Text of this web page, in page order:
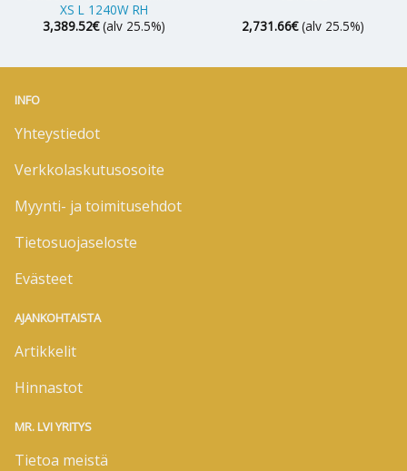
XS L 1240W RH
3,389.52€ (alv 25.5%)
2,731.66€ (alv 25.5%)
INFO
Yhteystiedot
Verkkolaskutusosoite
Myynti- ja toimitusehdot
Tietosuojaseloste
Evästeet
AJANKOHTAISTA
Artikkelit
Hinnastot
MR. LVI YRITYS
Tietoa meistä